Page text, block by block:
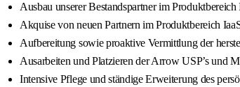
Ausbau unserer Bestandspartner im Produktbereich
Akquise von neuen Partnern im Produktbereich
Aufbereitung sowie proaktive Vermittlung der
Ausarbeiten und Platzieren der Arrow USP’s und
Intensive Pflege und ständige Erweiterung des